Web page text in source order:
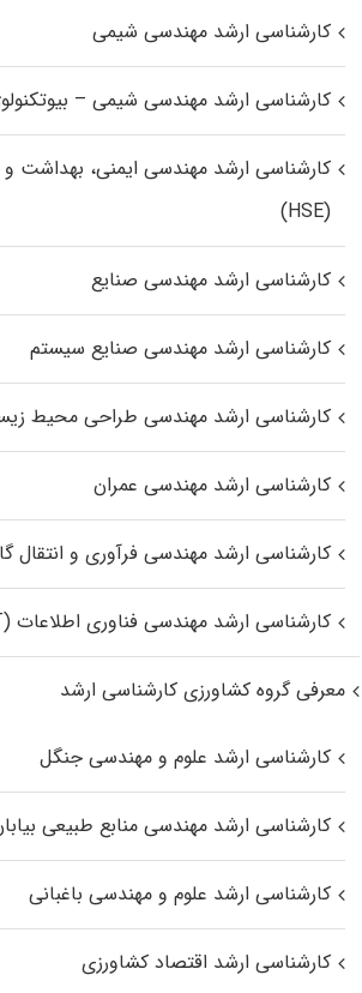
کارشناسی ارشد مهندسی شیمی
کارشناسی ارشد مهندسی شیمی –
کارشناسی ارشد مهندسی ایمنی،
(HSE)
کارشناسی ارشد مهندسی صنایع
کارشناسی ارشد مهندسی صنایع سیستم
کارشناسی ارشد مهندسی طراحی محیط
کارشناسی ارشد مهندسی عمران
کارشناسی ارشد مهندسی فرآوری و انتقال
کارشناسی ارشد مهندسی فناوری اطلاعات (IT)
معرفی گروه کشاورزی کارشناسی ارشد
کارشناسی ارشد علوم و مهندسی جنگل
کارشناسی ارشد مهندسی منابع طبیعی
کارشناسی ارشد علوم و مهندسی باغبانی
کارشناسی ارشد اقتصاد کشاورزی